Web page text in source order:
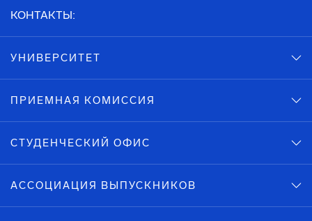
КОНТАКТЫ:
УНИВЕРСИТЕТ
ПРИЕМНАЯ КОМИССИЯ
СТУДЕНЧЕСКИЙ ОФИС
АССОЦИАЦИЯ ВЫПУСКНИКОВ